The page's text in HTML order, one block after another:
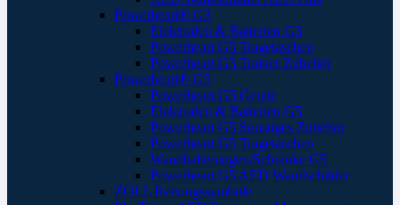
Powerheart® G3
Elektroden & Batterien G3
Powerheart G5 Tragetaschen
Powerheart G3 Trainer Zubehör
Powerheart® G5
Powerheart G5 Geräte
Elektroden & Batterien G5
Powerheart G5 Sonstiges Zubehör
Powerheart G5 Tragetaschen
Wandhalterungen/Schränke G5
Powerheart G5 AED Wandschilder
ZOLL Rettungssymbole